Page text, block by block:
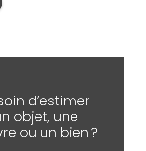
d’estimer
objet, une
ou un bien ?